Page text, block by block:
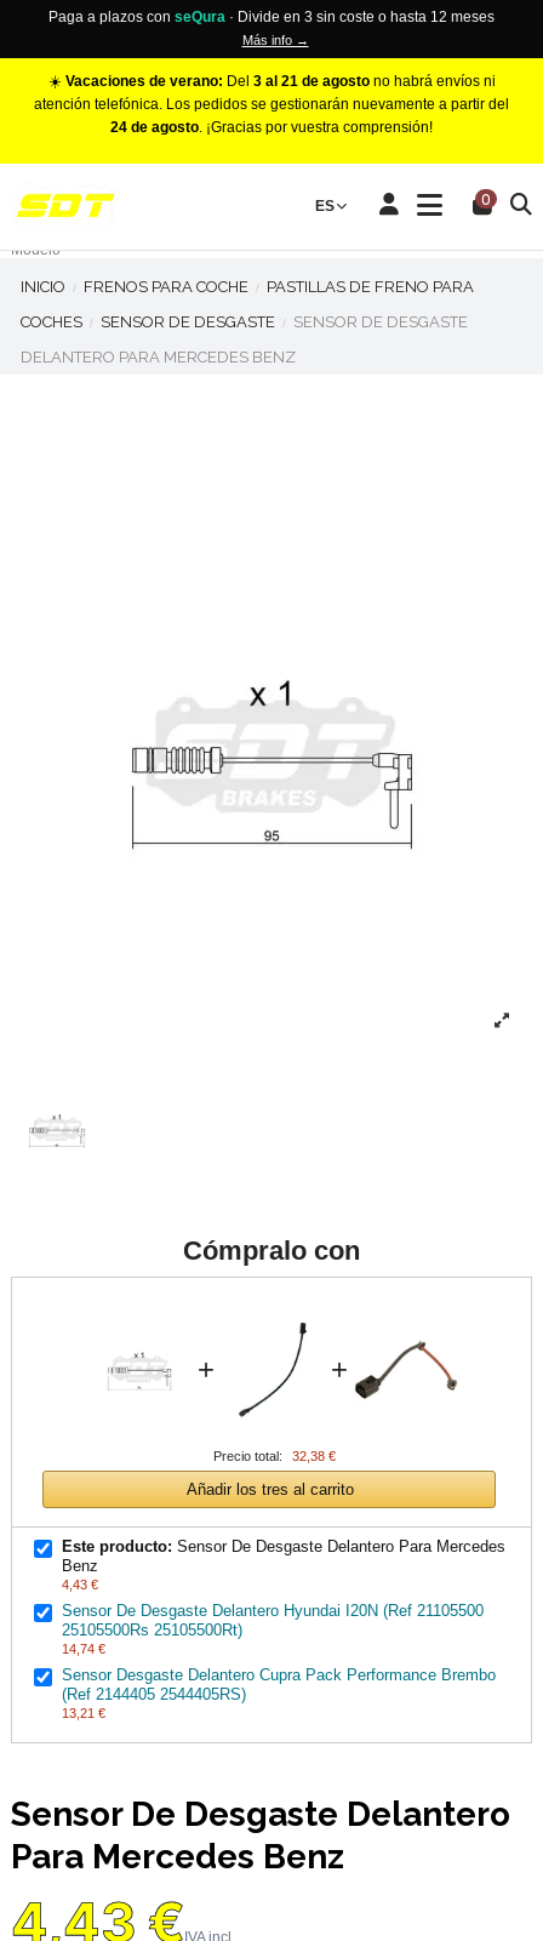
Paga a plazos con seQura · Divide en 3 sin coste o hasta 12 meses
Más info →
☀️ Vacaciones de verano: Del 3 al 21 de agostono habrá envíos ni
atención telefónica. Los pedidos se gestionarán nuevamente a partir del
24 de agosto. ¡Gracias por vuestra comprensión!
ES 0
Make
Modelo
INICIO FRENOS PARA COCHE
PASTILLAS DE FRENO PARA
COCHES
SENSOR DE DESGASTE
SENSOR DE DESGASTE
DELANTERO PARA MERCEDES BENZ
Cómpralo con
+ +
Precio total: 32,38 €
Añadir los tres al carrito
Este producto: Sensor De Desgaste Delantero Para Mercedes
Benz
4,43 €
Sensor De Desgaste Delantero Hyundai I20N (Ref 21105500
25105500Rs 25105500Rt)
14,74 €
Sensor Desgaste Delantero Cupra Pack Performance Brembo
(Ref 2144405 2544405RS)
13,21 €
Sensor De Desgaste Delantero
Para Mercedes Benz
4,43 €